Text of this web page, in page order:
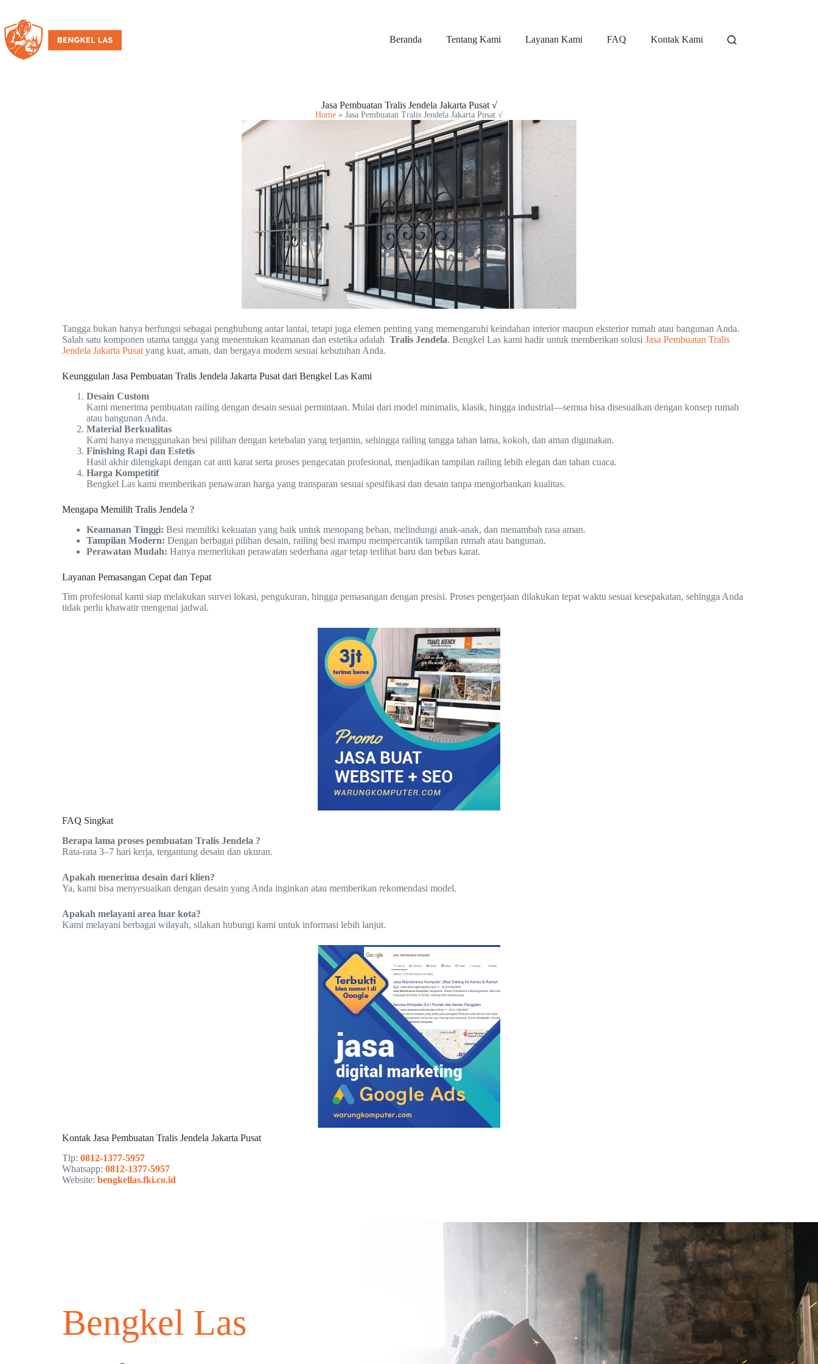
Beranda Tentang Kami Layanan Kami FAQ Kontak Kami
Jasa Pembuatan Tralis Jendela Jakarta Pusat √
Home » Jasa Pembuatan Tralis Jendela Jakarta Pusat √
Tangga bukan hanya berfungsi sebagai penghubung antar lantai, tetapi juga elemen penting yang memengaruhi keindahan interior maupun eksterior rumah atau bangunan Anda.
Salah satu komponen utama tangga yang menentukan keamanan dan estetika adalah Tralis Jendela. Bengkel Las kami hadir untuk memberikan solusi Jasa Pembuatan Tralis
Jendela Jakarta Pusat yang kuat, aman, dan bergaya modern sesuai kebutuhan Anda.
Keunggulan Jasa Pembuatan Tralis Jendela Jakarta Pusat dari Bengkel Las Kami
Desain Custom
Kami menerima pembuatan railing dengan desain sesuai permintaan. Mulai dari model minimalis, klasik, hingga industrial—semua bisa disesuaikan dengan konsep rumah
atau bangunan Anda.
Material Berkualitas
Kami hanya menggunakan besi pilihan dengan ketebalan yang terjamin, sehingga railing tangga tahan lama, kokoh, dan aman digunakan.
Finishing Rapi dan Estetis
Hasil akhir dilengkapi dengan cat anti karat serta proses pengecatan profesional, menjadikan tampilan railing lebih elegan dan tahan cuaca.
Harga Kompetitif
Bengkel Las kami memberikan penawaran harga yang transparan sesuai spesifikasi dan desain tanpa mengorbankan kualitas.
Mengapa Memilih Tralis Jendela ?
Keamanan Tinggi: Besi memiliki kekuatan yang baik untuk menopang beban, melindungi anak-anak, dan menambah rasa aman.
Tampilan Modern: Dengan berbagai pilihan desain, railing besi mampu mempercantik tampilan rumah atau bangunan.
Perawatan Mudah: Hanya memerlukan perawatan sederhana agar tetap terlihat baru dan bebas karat.
Layanan Pemasangan Cepat dan Tepat
Tim profesional kami siap melakukan survei lokasi, pengukuran, hingga pemasangan dengan presisi. Proses pengerjaan dilakukan tepat waktu sesuai kesepakatan, sehingga Anda
tidak perlu khawatir mengenai jadwal.
FAQ Singkat
Berapa lama proses pembuatan Tralis Jendela ?
Rata-rata 3–7 hari kerja, tergantung desain dan ukuran.
Apakah menerima desain dari klien?
Ya, kami bisa menyesuaikan dengan desain yang Anda inginkan atau memberikan rekomendasi model.
Apakah melayani area luar kota?
Kami melayani berbagai wilayah, silakan hubungi kami untuk informasi lebih lanjut.
Kontak Jasa Pembuatan Tralis Jendela Jakarta Pusat
Tlp: 0812-1377-5957
Whatsapp: 0812-1377-5957
Website: bengkellas.fki.co.id
Bengkel Las